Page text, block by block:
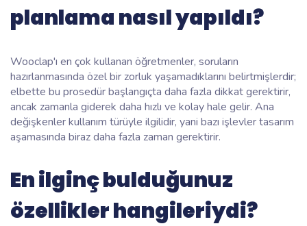
planlama nasıl yapıldı?
Wooclap'ı en çok kullanan öğretmenler, soruların
hazırlanmasında özel bir zorluk yaşamadıklarını belirtmişlerdir;
elbette bu prosedür başlangıçta daha fazla dikkat gerektirir,
ancak zamanla giderek daha hızlı ve kolay hale gelir. Ana
değişkenler kullanım türüyle ilgilidir, yani bazı işlevler tasarım
aşamasında biraz daha fazla zaman gerektirir.
En ilginç bulduğunuz
özellikler hangileriydi?